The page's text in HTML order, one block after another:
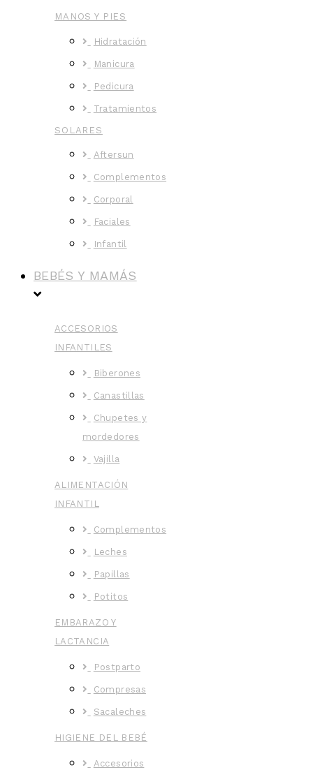
MANOS Y PIES
Hidratación
Manicura
Pedicura
Tratamientos
SOLARES
Aftersun
Complementos
Corporal
Faciales
Infantil
BEBÉS Y MAMÁS
ACCESORIOS
INFANTILES
Biberones
Canastillas
Chupetes y
mordedores
Vajilla
ALIMENTACIÓN
INFANTIL
Complementos
Leches
Papillas
Potitos
EMBARAZO Y
LACTANCIA
Postparto
Compresas
Sacaleches
HIGIENE DEL BEBÉ
Accesorios